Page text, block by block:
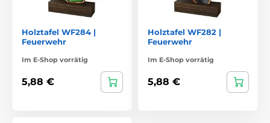
Holztafel WF284 |
Feuerwehr
Im E-Shop vorrätig
5,88 €
Holztafel WF282 |
Feuerwehr
Im E-Shop vorrätig
5,88 €